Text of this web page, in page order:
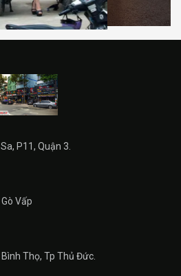
P11, Quận 3.
Vấp
Thọ, Tp Thủ Đức.